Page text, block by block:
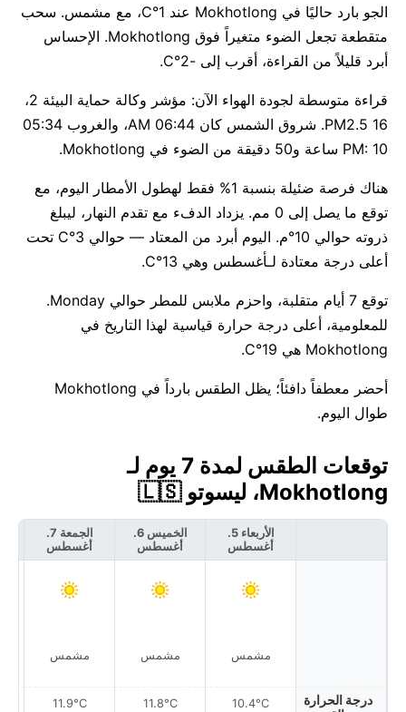
الجو بارد حاليًا في Mokhotlong عند 1°C، مع مشمس. سحب
متقطعة تجعل الضوء متغيراً فوق Mokhotlong. الإحساس
أبرد قليلاً من القراءة، أقرب إلى -2°C.
قراءة متوسطة لجودة الهواء الآن: مؤشر وكالة حماية البيئة 2،
PM2.5 16. شروق الشمس كان 06:44 AM، والغروب 05:34
PM: 10 ساعة و50 دقيقة من الضوء في Mokhotlong.
هناك فرصة ضئيلة بنسبة 1% فقط لهطول الأمطار اليوم، مع
توقع ما يصل إلى 0 مم. يزداد الدفء مع تقدم النهار، ليبلغ
ذروته حوالي 10°م. اليوم أبرد من المعتاد — حوالي 3°C تحت
أعلى درجة معتادة لـأغسطس وهي 13°C.
توقع 7 أيام متقلبة، واحزم ملابس للمطر حوالي Monday.
للمعلومية، أعلى درجة حرارة قياسية لهذا التاريخ في
Mokhotlong هي 19°C.
أحضر معطفاً دافئاً؛ يظل الطقس بارداً في Mokhotlong
طوال اليوم.
توقعات الطقس لمدة 7 يوم لـ
Mokhotlong، ليسوتو 🇱🇸
درجة الحرارة
الأربعاء 5.
أغسطس
مشمس
10.4°C
الخميس 6.
أغسطس
مشمس
11.8°C
الجمعة 7.
أغسطس
مشمس
11.9°C